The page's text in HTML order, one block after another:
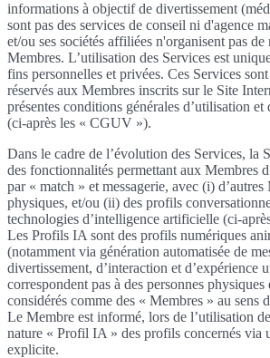
informations à objectif de divertissement
sont pas des services de conseil ni d'agence
et/ou ses sociétés affiliées n'organisent pas de
Membres. L’utilisation des Services est
fins personnelles et privées. Ces Services
réservés aux Membres inscrits sur le Site
présentes conditions générales d’utilisation et
(ci-après les « CGUV »).
Dans le cadre de l’évolution des Services, la
des fonctionnalités permettant aux Membres
par « match » et messagerie, avec (i) d’autres
physiques, et/ou (ii) des profils
technologies d’intelligence artificielle (ci-
Les Profils IA sont des profils numériques
(notamment via génération automatisée de
divertissement, d’interaction et d’expérience
correspondent pas à des personnes physiques
considérés comme des « Membres » au sens
Le Membre est informé, lors de l’utilisation
nature « Profil IA » des profils concernés via
explicite.